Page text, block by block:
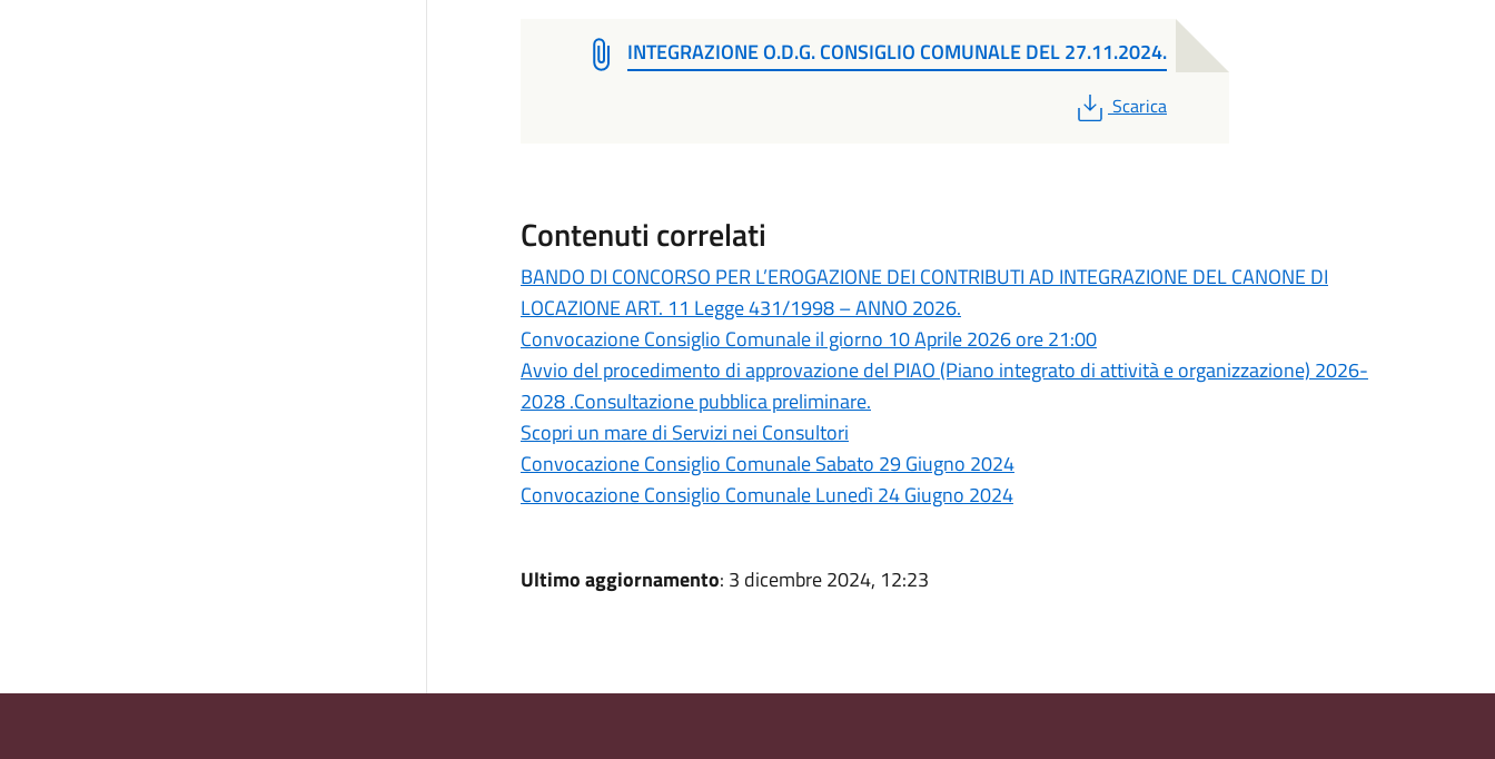
INTEGRAZIONE O.D.G. CONSIGLIO COMUNALE DEL 27.11.2024.
PDF
Scarica
Contenuti correlati
BANDO DI CONCORSO PER L’EROGAZIONE DEI CONTRIBUTI AD INTEGRAZIONE DEL CANONE DI
LOCAZIONE ART. 11 Legge 431/1998 – ANNO 2026.
Convocazione Consiglio Comunale il giorno 10 Aprile 2026 ore 21:00
Avvio del procedimento di approvazione del PIAO (Piano integrato di attività e organizzazione) 2026-
2028 .Consultazione pubblica preliminare.
Scopri un mare di Servizi nei Consultori
Convocazione Consiglio Comunale Sabato 29 Giugno 2024
Convocazione Consiglio Comunale Lunedì 24 Giugno 2024
Ultimo aggiornamento: 3 dicembre 2024, 12:23